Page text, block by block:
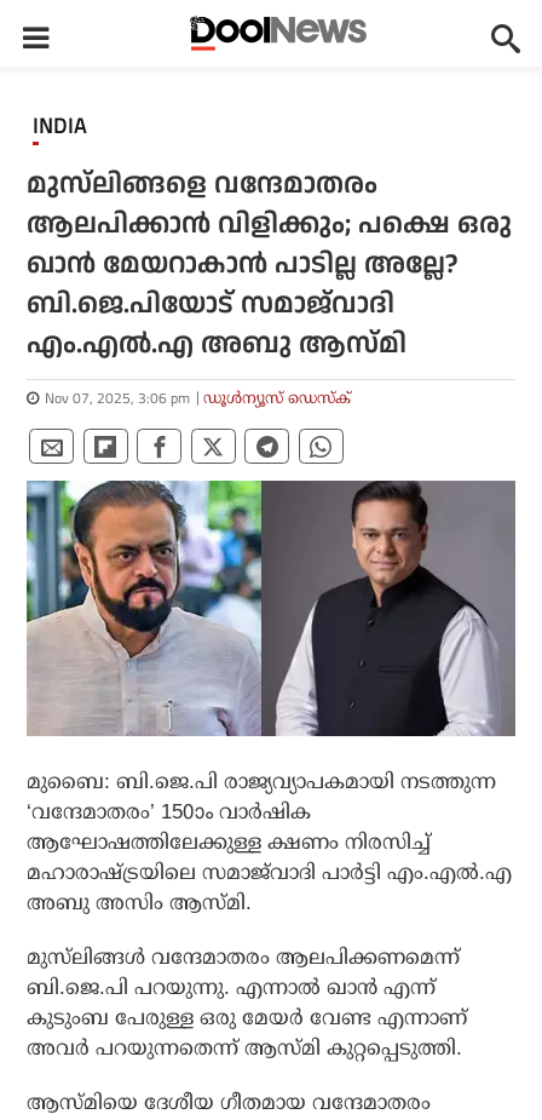
INDIA
മുസ്‌ലിങ്ങളെ വന്ദേമാതരം
ആലപിക്കാന്‍ വിളിക്കും; പക്ഷെ ഒരു
ഖാന്‍ മേയറാകാന്‍ പാടില്ല അല്ലേ?
ബി.ജെ.പിയോട് സമാജ്‌വാദി
എം.എല്‍.എ അബു ആസ്മി
Nov 07, 2025, 3:06 pm ഡൂള്‍ന്യൂസ് ഡെസ്‌ക്
മുബൈ: ബി.ജെ.പി രാജ്യവ്യാപകമായി നടത്തുന്ന
‘വന്ദേമാതരം’ 150ാം വാര്‍ഷിക
ആഘോഷത്തിലേക്കുള്ള ക്ഷണം നിരസിച്ച്
മഹാരാഷ്ട്രയിലെ സമാജ്‌വാദി പാര്‍ട്ടി എം.എല്‍.എ
അബു അസിം ആസ്മി.
മുസ്‌ലിങ്ങള്‍ വന്ദേമാതരം ആലപിക്കണമെന്ന്
ബി.ജെ.പി പറയുന്നു. എന്നാല്‍ ഖാന്‍ എന്ന്
കുടുംബ പേരുള്ള ഒരു മേയര്‍ വേണ്ട എന്നാണ്
അവര്‍ പറയുന്നതെന്ന് ആസ്മി കുറ്റപ്പെടുത്തി.
ആസ്മിയെ ദേശീയ ഗീതമായ വന്ദേമാതരം